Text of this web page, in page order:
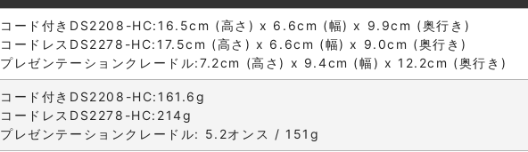
コード付きDS2208-HC:16.5cm (高さ) x 6.6cm (幅) x 9.9cm (奥行き)
コードレスDS2278-HC:17.5cm (高さ) x 6.6cm (幅) x 9.0cm (奥行き)
プレゼンテーションクレードル:7.2cm (高さ) x 9.4cm (幅) x 12.2cm (奥行き)
コード付きDS2208-HC:161.6g
コードレスDS2278-HC:214g
プレゼンテーションクレードル: 5.2オンス / 151g